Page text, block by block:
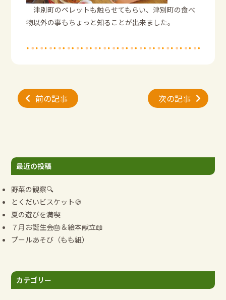
津別町のペレットも触らせてもらい、津別町の食べ
物以外の事もちょっと知ることが出来ました。
投
稿
ー
シ
ン
前の記事 次の記事
最近の投稿
野菜の観察🔍
とくだいビスケット🍪
夏の遊びを満喫
７月お誕生会🎂＆絵本献立📖
プールあそび（もも組）
カテゴリー